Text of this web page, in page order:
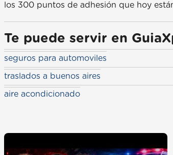
los 300 puntos de adhesión que hoy
Te puede servir en
seguros para automoviles
traslados a buenos aires
aire acondicionado